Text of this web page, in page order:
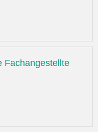
Fachangestellte